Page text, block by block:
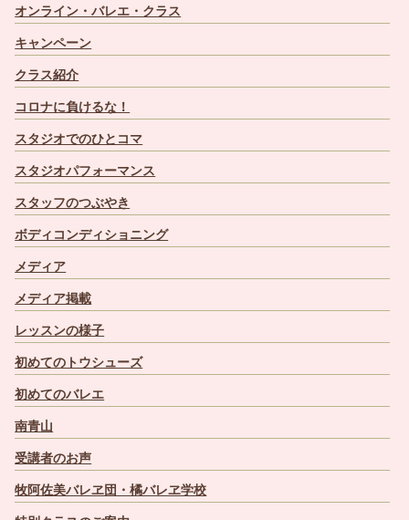
オンライン・バレエ・クラス
キャンペーン
クラス紹介
コロナに負けるな！
スタジオでのひとコマ
スタジオパフォーマンス
スタッフのつぶやき
ボディコンディショニング
メディア
メディア掲載
レッスンの様子
初めてのトウシューズ
初めてのバレエ
南青山
受講者のお声
牧阿佐美バレヱ団・橘バレヱ学校